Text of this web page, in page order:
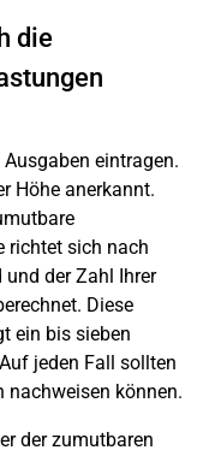
die
eintragen.
Höhe anerkannt.
richtet sich nach
der Zahl Ihrer
Diese
ein bis sieben
jeden Fall sollten
nachweisen können.
der zumutbaren